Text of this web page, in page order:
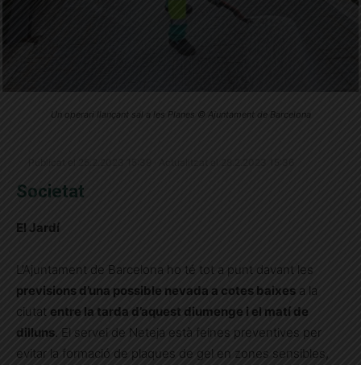
Un operari llançant sal a les Planes © Ajuntament de Barcelona
Societat
El Jardí
L’Ajuntament de Barcelona ho té tot a punt davant les
previsions d’una possible nevada a cotes baixes a la
ciutat entre la tarda d’aquest diumenge i el matí de
dilluns . El servei de Neteja està feines preventives per
evitar la formació de plaques de gel en zones sensibles,